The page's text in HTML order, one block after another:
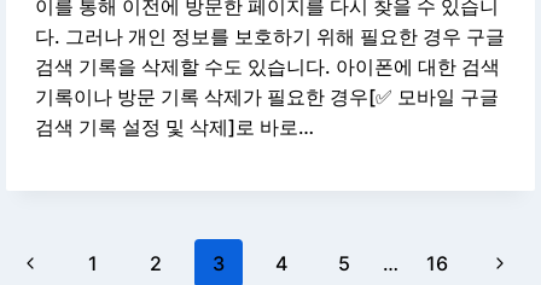
이를 통해 이전에 방문한 페이지를 다시 찾을 수 있습니
다. 그러나 개인 정보를 보호하기 위해 필요한 경우 구글
검색 기록을 삭제할 수도 있습니다. 아이폰에 대한 검색
기록이나 방문 기록 삭제가 필요한 경우[✅ 모바일 구글
검색 기록 설정 및 삭제]로 바로…
Page
Previous
1 2 3 4 5 … 16 Next